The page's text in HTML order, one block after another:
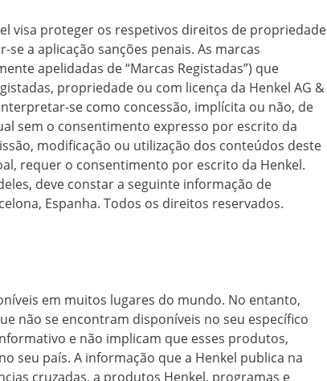
visa proteger os respetivos direitos de propriedade
a aplicação sanções penais. As marcas
apelidadas de “Marcas Registadas”) que
propriedade ou com licença da Henkel AG &
se como concessão, implícita ou não, de
sem o consentimento expresso por escrito da
modificação ou utilização dos conteúdos deste
requer o consentimento por escrito da Henkel.
deve constar a seguinte informação de
Espanha. Todos os direitos reservados.
em muitos lugares do mundo. No entanto,
não se encontram disponíveis no seu específico
e não implicam que esses produtos,
seu país. A informação que a Henkel publica na
cruzadas, a produtos Henkel, programas e